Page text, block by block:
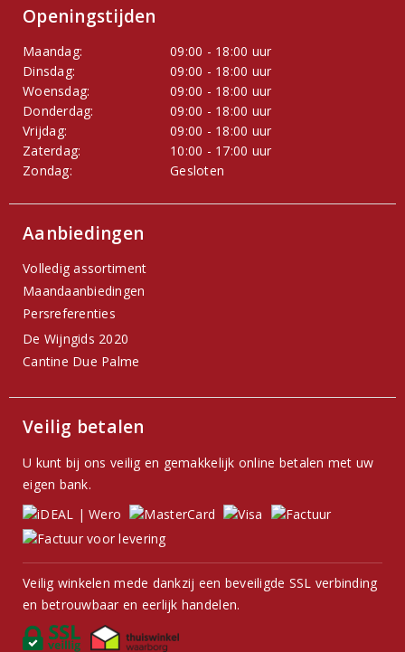
Openingstijden
Maandag:
09:00 - 18:00 uur
Dinsdag:
09:00 - 18:00 uur
Woensdag:
09:00 - 18:00 uur
Donderdag:
09:00 - 18:00 uur
Vrijdag:
09:00 - 18:00 uur
Zaterdag:
10:00 - 17:00 uur
Zondag:
Gesloten
Aanbiedingen
Volledig assortiment
Maandaanbiedingen
Persreferenties
De Wijngids 2020
Cantine Due Palme
Veilig betalen
U kunt bij ons veilig en gemakkelijk online betalen met uw
eigen bank.
Veilig winkelen mede dankzij een beveiligde SSL verbinding
en betrouwbaar en eerlijk handelen.